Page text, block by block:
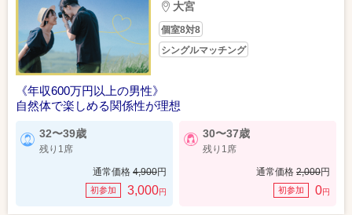
大宮
個室8対8
シングルマッチング
《年収600万円以上の男性》
自然体で楽しめる関係性が理想
32〜39歳
残り1席
通常価格 4,900円
初参加 3,000円
30〜37歳
残り1席
通常価格 2,000円
初参加 0円